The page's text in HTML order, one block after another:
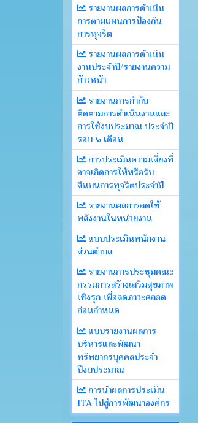
รายงานผลการดำเนิน
การตามแผนการป้องกัน
การทุจริต
รายงานผลการดำเนิน
งานประจำปี/รายงานความ
ก้าวหน้า
รายงานการกำกับ
ติดตามการดำเนินงานและ
การใช้งบประมาณ ประจำปี
รอบ ๖ เดือน
การประเมินความเสี่ยงที่
อาจเกิดการให้หรือรับ
สินบนการทุจริตประจำปี
รายงานผลการลดใช้
พลังงานในหน่วยงาน
แบบประเมินพนักงาน
ส่วนตำบล
รายงานการประชุมคณะ
กรรมการสร้างเสริมสุขภาพ
เชิงรุก เพื่อลดภาวะคลอด
ก่อนกำหนด
แบบรายงานผลการ
บริหารและพัฒนา
ทรัพยากรบุคคลประจำ
ปีงบประมาณ
การนำผลการประเมิน
ITA ไปสู่การพัฒนาองค์กร